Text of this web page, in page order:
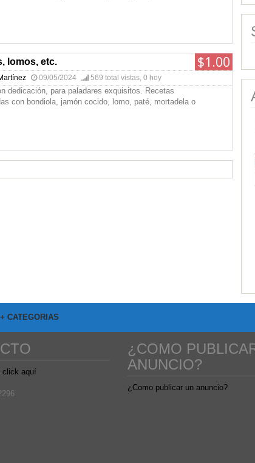
$1.00
lomos, etc.
09/05/2024 569 total vistas, 0 hoy
dedicación, para paladares exquisitos. Recetas
con bondiola, jamón cocido, lomo, paté, mortadela o
+ CATEGORIAS
click aquí
¿COMO
ANUNCIO?
¿Como publicar un anuncio?